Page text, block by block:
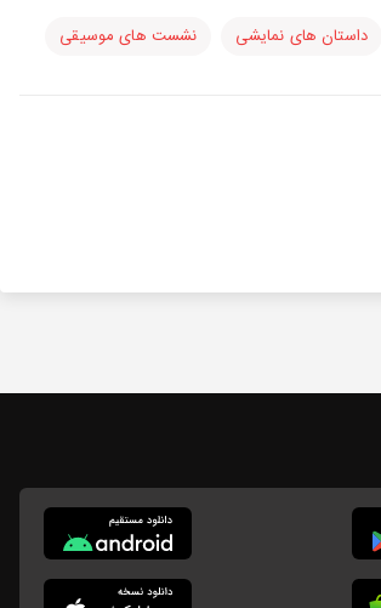
داستان های نمایشی نشست های موسیقی